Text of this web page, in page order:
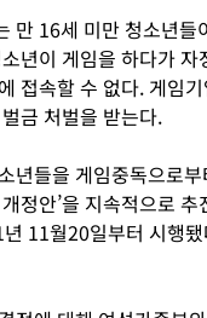
만 16세 미만 청소년
년이 게임을 하다가
접속할 수 없다. 게임
금 처벌을 받는다.
년들을 게임중독으로
정안’을 지속적으로
11월20일부터 시행